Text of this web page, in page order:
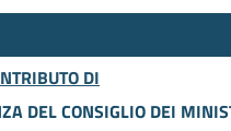
DI
DEL CONSIGLIO DEI